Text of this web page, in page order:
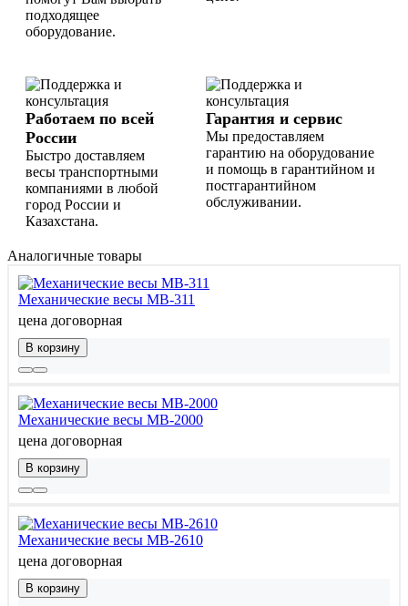
подходящее
оборудование.
Работаем по всей
России
Быстро доставляем
весы транспортными
компаниями в любой
город России и
Казахстана.
Гарантия и сервис
Мы предоставляем
гарантию на оборудование
и помощь в гарантийном и
постгарантийном
обслуживании.
Аналогичные товары
Механические весы МВ-311
цена договорная
В корзину
Механические весы МВ-2000
цена договорная
В корзину
Механические весы МВ-2610
цена договорная
В корзину